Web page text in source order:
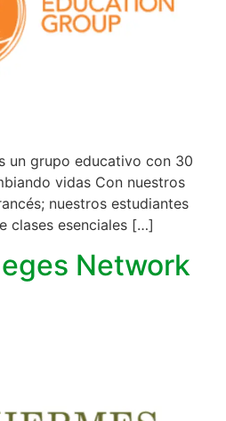
un grupo educativo con 30
vidas Con nuestros
nuestros estudiantes
clases esenciales […]
Network